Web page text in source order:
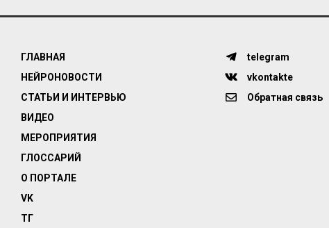
ГЛАВНАЯ
НЕЙРОНОВОСТИ
СТАТЬИ И ИНТЕРВЬЮ
ВИДЕО
МЕРОПРИЯТИЯ
ГЛОССАРИЙ
О ПОРТАЛЕ
VK
ТГ
telegram
vkontakte
Обратная связь